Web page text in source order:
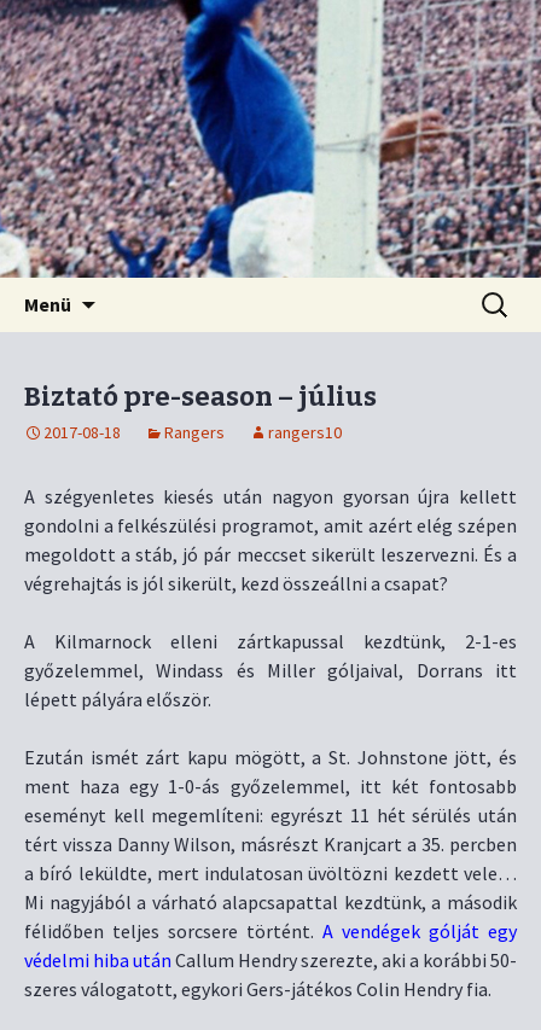
Old Firm blog
Kordon nélkül
Menü
Biztató pre-season – július
2017-08-18 Rangers rangers10
A szégyenletes kiesés után nagyon gyorsan újra kellett
gondolni a felkészülési programot, amit azért elég szépen
megoldott a stáb, jó pár meccset sikerült leszervezni. És a
végrehajtás is jól sikerült, kezd összeállni a csapat?
A Kilmarnock elleni zártkapussal kezdtünk, 2-1-es
győzelemmel, Windass és Miller góljaival, Dorrans itt
lépett pályára először.
Ezután ismét zárt kapu mögött, a St. Johnstone jött, és
ment haza egy 1-0-ás győzelemmel, itt két fontosabb
eseményt kell megemlíteni: egyrészt 11 hét sérülés után
tért vissza Danny Wilson, másrészt Kranjcart a 35. percben
a bíró leküldte, mert indulatosan üvöltözni kezdett vele…
Mi nagyjából a várható alapcsapattal kezdtünk, a második
félidőben teljes sorcsere történt. A vendégek gólját egy
védelmi hiba után Callum Hendry szerezte, aki a korábbi 50-
szeres válogatott, egykori Gers-játékos Colin Hendry fia.